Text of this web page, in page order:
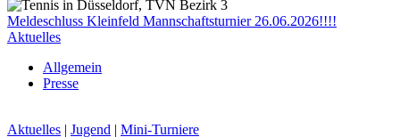
Meldeschluss Kleinfeld Mannschaftsturnier 26.06.2026!!!!
Aktuelles
Allgemein
Presse
Aktuelles | Jugend | Mini-Turniere